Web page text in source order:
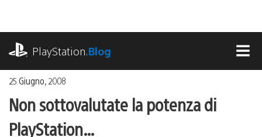
contenuto
PlayStation.Blog
25 Giugno, 2008
Non sottovalutate la potenza di
PlayStation…